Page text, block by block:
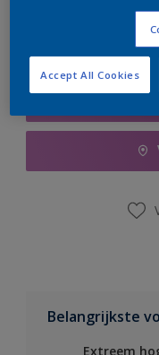
Belangrijkste
Extreem
Accept All Cookies